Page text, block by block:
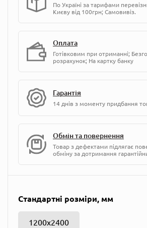
По Україні за тарифами
Києву від 100грн; Самовивіз.
Оплата
Готівковим при отриманні;
розрахунок; На картку банку
Гарантія
14 днів з моменту придбання
Обмін та повернення
Товар з дефектами підлягає
обміну за дотримання
Стандартні розміри, мм
1200х2400